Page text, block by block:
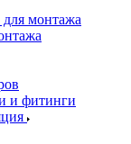
монтажа
и фитинги